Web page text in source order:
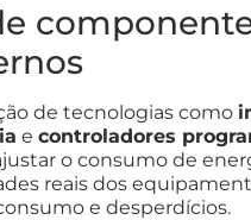
de tecnologias como
e controladores
o consumo de
reais dos
e desperdícios.